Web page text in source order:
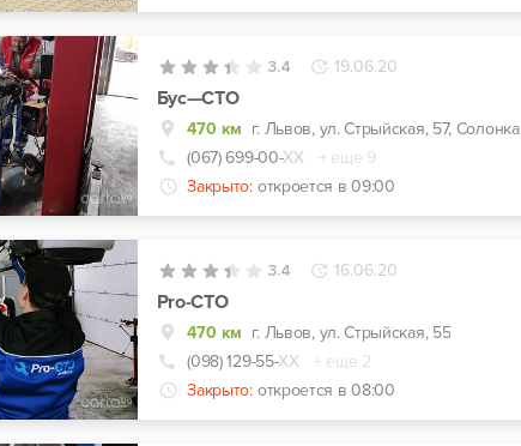
3.4 19.06.20
Бус—СТО
470 км г. Львов, ул. Стрыйская, 57, Солонка
(067) 699-00-ХХ
+ еще 9
Закрыто: откроется в 09:00
3.4 16.06.20
Pro-СТО
470 км г. Львов, ул. Стрыйская, 55
(098) 129-55-ХХ
+ еще 2
Закрыто: откроется в 08:00